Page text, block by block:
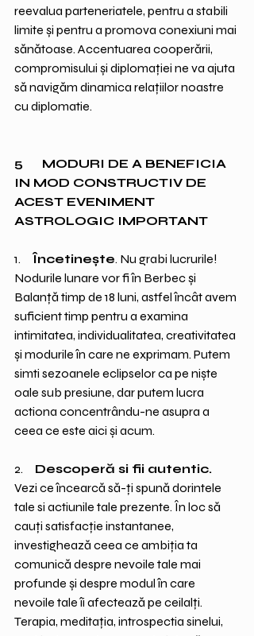
reevalua parteneriatele, pentru a stabili
limite și pentru a promova conexiuni mai
sănătoase. Accentuarea cooperării,
compromisului și diplomației ne va ajuta
să navigăm dinamica relațiilor noastre
cu diplomatie.
5      MODURI DE A BENEFICIA
IN MOD CONSTRUCTIV DE
ACEST EVENIMENT
ASTROLOGIC IMPORTANT
1. Încetineşte. Nu grabi lucrurile!
Nodurile lunare vor fi în Berbec și
Balanță timp de 18 luni, astfel încât avem
suficient timp pentru a examina
intimitatea, individualitatea, creativitatea
și modurile în care ne exprimam. Putem
simti sezoanele eclipselor ca pe niște
oale sub presiune, dar putem lucra
actiona concentrându-ne asupra a
ceea ce este aici și acum.
2. Descoperă si fii autentic.
Vezi ce încearcă să-ți spună dorintele
tale si actiunile tale prezente. În loc să
cauți satisfacție instantanee,
investighează ceea ce ambiția ta
comunică despre nevoile tale mai
profunde și despre modul în care
nevoile tale îi afectează pe ceilalți.
Terapia, meditația, introspectia sinelui,